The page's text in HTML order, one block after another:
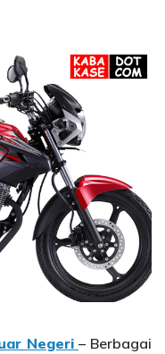
Negeri – Berbagai